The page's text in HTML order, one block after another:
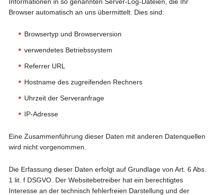
Browser automatisch an uns übermittelt. Dies sind:
Browsertyp und Browserversion
verwendetes Betriebssystem
Referrer URL
Hostname des zugreifenden Rechners
Uhrzeit der Serveranfrage
IP-Adresse
Eine Zusammenführung dieser Daten mit anderen Datenquellen
wird nicht vorgenommen.
Die Erfassung dieser Daten erfolgt auf Grundlage von Art. 6 Abs.
1 lit. f DSGVO. Der Websitebetreiber hat ein berechtigtes
Interesse an der technisch fehlerfreien Darstellung und der